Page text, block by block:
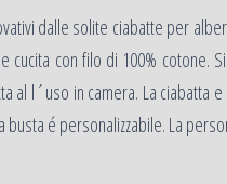
dalle solite ciabatte per
con filo di 100% cotone.
al l´uso in camera. La
é personalizzabile. La